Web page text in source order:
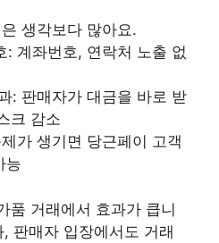
생각보다 많아요.
: 계좌번호, 연락처 노출 없
: 판매자가 대금을 바로 받
크 감소
가 생기면 당근페이 고객
능
품 거래에서 효과가 큽니
판매자 입장에서도 거래